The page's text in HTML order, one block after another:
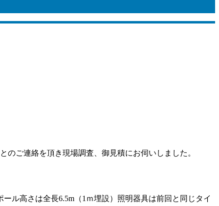
ご連絡を頂き現場調査、御見積にお伺いしました。
ル高さは全長6.5m（1ｍ埋設）照明器具は前回と同じタイ